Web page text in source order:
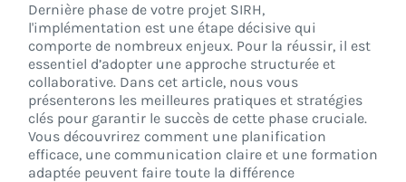
Dernière phase de votre projet SIRH,
l'implémentation est une étape décisive qui
comporte de nombreux enjeux. Pour la réussir, il est
essentiel d’adopter une approche structurée et
collaborative. Dans cet article, nous vous
présenterons les meilleures pratiques et stratégies
clés pour garantir le succès de cette phase cruciale.
Vous découvrirez comment une planification
efficace, une communication claire et une formation
adaptée peuvent faire toute la différence